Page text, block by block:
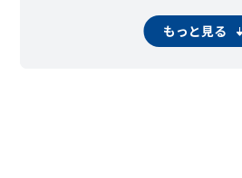
しらとり台 新石川
千草台つつじが
もっと見る